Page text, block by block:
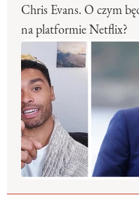
Chris Evans. O czym
na platformie Netflix?